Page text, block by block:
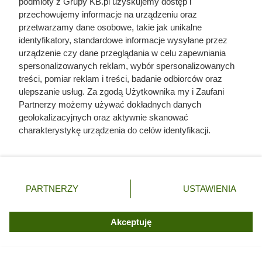
tym szybciej pellet się rozpala i tym sprawniej osiąga
wysoką temperaturę spalania.
Jeśli na opakowaniu nie ma podanej wilgotności, warto
potraktować to jako wyraźne ostrzeżenie. Zbyt mokry pellet
pali się słabiej: część energii zamiast ogrzewać dom idzie
na odparowanie wody, przez co kocioł lub piec musi zużyć
więcej paliwa, by uzyskać tę samą ilość ciepła.
przechowujemy informacje na urządzeniu oraz
przetwarzamy dane osobowe, takie jak unikalne
identyfikatory, standardowe informacje wysyłane przez
urządzenie czy dane przeglądania w celu zapewniania
spersonalizowanych reklam, wybór spersonalizowanych
treści, pomiar reklam i treści, badanie odbiorców oraz
ulepszanie usług. Za zgodą Użytkownika my i Zaufani
Partnerzy możemy używać dokładnych danych
geolokalizacyjnych oraz aktywnie skanować
charakterystykę urządzenia do celów identyfikacji.
zmienić/wycofać klikając przycisk ustawień prywatności
znajdujący się w lewym dolnym rogu strony. Niektóre
użytkownika, ale masz prawo sprzeciwić się takiemu
przetwarzaniu. Preferencje będą miały zastosowania tylko
PARTNERZY USTAWIENIA
Akceptuję